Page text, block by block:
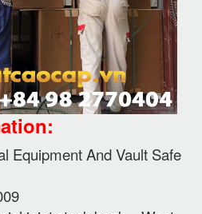
Equipment And Vault Safe